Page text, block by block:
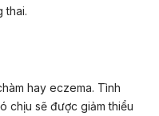
thai.
hay eczema. Tình
chịu sẽ được giảm thiểu